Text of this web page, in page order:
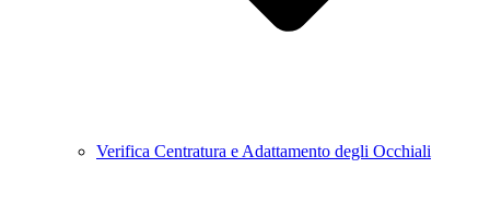
Verifica Centratura e Adattamento degli Occhiali